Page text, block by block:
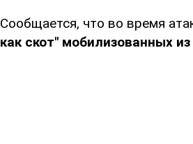
Сообщается, что во время
как скот" мобилизованных